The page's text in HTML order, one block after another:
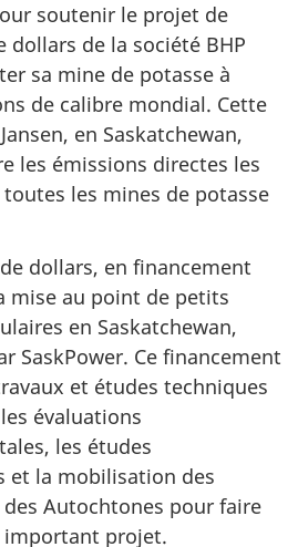
soutenir le projet de
dollars de la société BHP
sa mine de potasse à
de calibre mondial. Cette
en Saskatchewan,
les émissions directes les
les mines de potasse
dollars, en financement
mise au point de petits
en Saskatchewan,
SaskPower. Ce financement
et études techniques
évaluations
les études
et la mobilisation des
Autochtones pour faire
important projet.